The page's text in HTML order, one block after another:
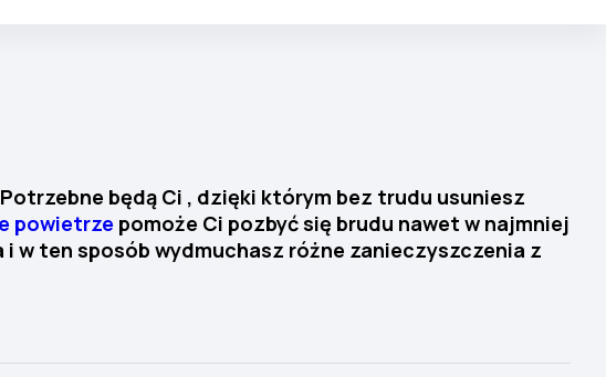
będą Ci , dzięki którym bez trudu usuniesz
powietrze pomoże Ci pozbyć się brudu nawet w najmniej
w ten sposób wydmuchasz różne zanieczyszczenia z